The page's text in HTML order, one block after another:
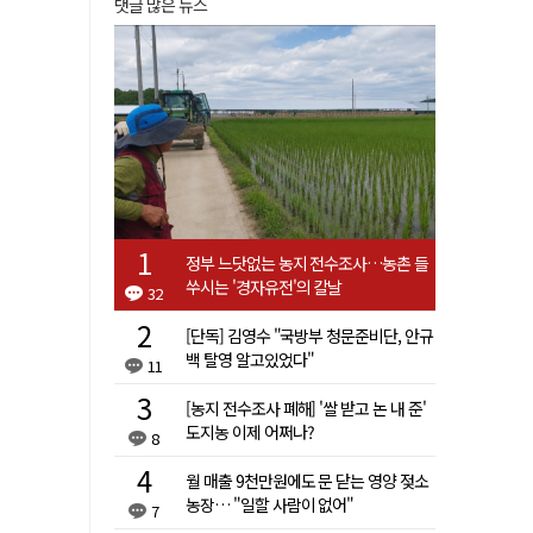
댓글 많은 뉴스
32
정부 느닷없는 농지 전수조사…농촌 들
쑤시는 '경자유전'의 칼날
11
[단독] 김영수 "국방부 청문준비단, 안규
백 탈영 알고있었다"
8
[농지 전수조사 폐해] '쌀 받고 논 내 준'
도지농 이제 어쩌나?
7
월 매출 9천만원에도 문 닫는 영양 젖소
농장… "일할 사람이 없어"